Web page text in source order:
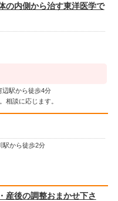
の内側から治す東洋医学で
辺駅から徒歩4分
相談に応じます。
駅から徒歩2分
産後の調整おまかせ下さ